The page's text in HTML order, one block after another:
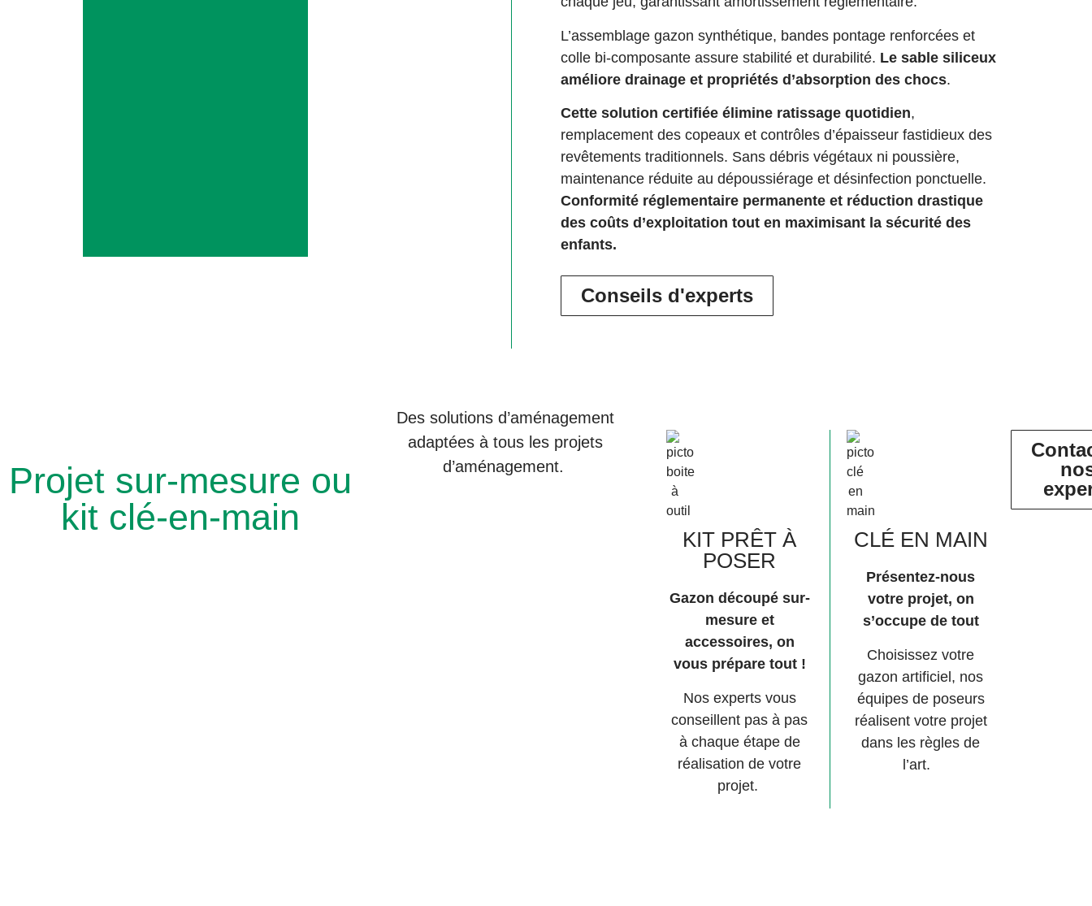
L’assemblage gazon synthétique, bandes pontage renforcées et
colle bi-composante assure stabilité et durabilité. Le sable siliceux
améliore drainage et propriétés d’absorption des chocs.
Cette solution certifiée élimine ratissage quotidien,
remplacement des copeaux et contrôles d’épaisseur fastidieux des
revêtements traditionnels. Sans débris végétaux ni poussière,
maintenance réduite au dépoussiérage et désinfection ponctuelle.
Conformité réglementaire permanente et réduction drastique
des coûts d’exploitation tout en maximisant la sécurité des
enfants.
Conseils d'experts
Projet sur-mesure ou
kit clé-en-main
Des solutions d’aménagement
adaptées à tous les projets
d’aménagement.
KIT PRÊT À
POSER
Gazon découpé sur-
mesure et
accessoires, on
vous prépare tout !
Nos experts vous
conseillent pas à pas
à chaque étape de
réalisation de votre
projet.
CLÉ EN MAIN
Présentez-nous
votre projet, on
s’occupe de tout
Choisissez votre
gazon artificiel, nos
équipes de poseurs
réalisent votre projet
dans les règles de
l’art.